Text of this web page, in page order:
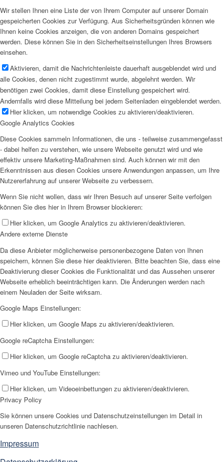
Wir stellen Ihnen eine Liste der von Ihrem Computer auf unserer Domain
gespeicherten Cookies zur Verfügung. Aus Sicherheitsgründen können wie
Ihnen keine Cookies anzeigen, die von anderen Domains gespeichert
werden. Diese können Sie in den Sicherheitseinstellungen Ihres Browsers
einsehen.
Aktivieren, damit die Nachrichtenleiste dauerhaft ausgeblendet wird und
alle Cookies, denen nicht zugestimmt wurde, abgelehnt werden. Wir
benötigen zwei Cookies, damit diese Einstellung gespeichert wird.
Andernfalls wird diese Mitteilung bei jedem Seitenladen eingeblendet werden.
Hier klicken, um notwendige Cookies zu aktivieren/deaktivieren.
Google Analytics Cookies
Diese Cookies sammeln Informationen, die uns - teilweise zusammengefasst
- dabei helfen zu verstehen, wie unsere Webseite genutzt wird und wie
effektiv unsere Marketing-Maßnahmen sind. Auch können wir mit den
Erkenntnissen aus diesen Cookies unsere Anwendungen anpassen, um Ihre
Nutzererfahrung auf unserer Webseite zu verbessern.
Wenn Sie nicht wollen, dass wir Ihren Besuch auf unserer Seite verfolgen
können Sie dies hier in Ihrem Browser blockieren:
Hier klicken, um Google Analytics zu aktivieren/deaktivieren.
Andere externe Dienste
Da diese Anbieter möglicherweise personenbezogene Daten von Ihnen
speichern, können Sie diese hier deaktivieren. Bitte beachten Sie, dass eine
Deaktivierung dieser Cookies die Funktionalität und das Aussehen unserer
Webseite erheblich beeinträchtigen kann. Die Änderungen werden nach
einem Neuladen der Seite wirksam.
Google Maps Einstellungen:
Hier klicken, um Google Maps zu aktivieren/deaktivieren.
Google reCaptcha Einstellungen:
Hier klicken, um Google reCaptcha zu aktivieren/deaktivieren.
Vimeo und YouTube Einstellungen:
Hier klicken, um Videoeinbettungen zu aktivieren/deaktivieren.
Privacy Policy
Sie können unsere Cookies und Datenschutzeinstellungen im Detail in
unseren Datenschutzrichtlinie nachlesen.
Impressum